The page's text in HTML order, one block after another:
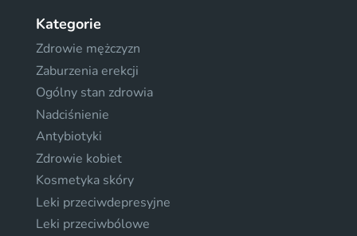
Kategorie
Zdrowie mężczyzn
Zaburzenia erekcji
Ogólny stan zdrowia
Nadciśnienie
Antybiotyki
Zdrowie kobiet
Kosmetyka skóry
Leki przeciwdepresyjne
Leki przeciwbólowe